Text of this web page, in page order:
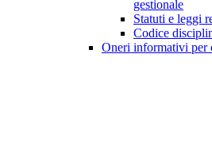
gestionale
Statuti e leggi
Codice
Oneri informativi per